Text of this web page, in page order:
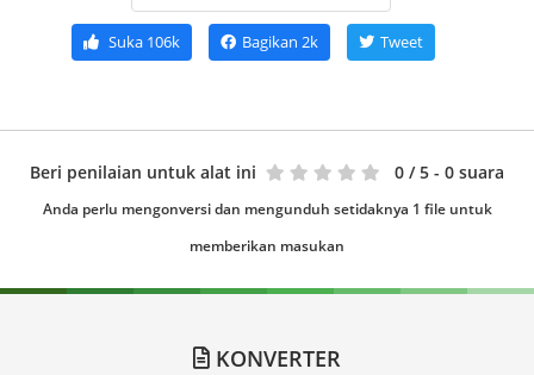
Suka106k Bagikan 2k Tweet
Beri penilaian untuk alat ini 0 / 5 - 0 suara
Anda perlu mengonversi dan mengunduh setidaknya 1 file untuk
memberikan masukan
KONVERTER